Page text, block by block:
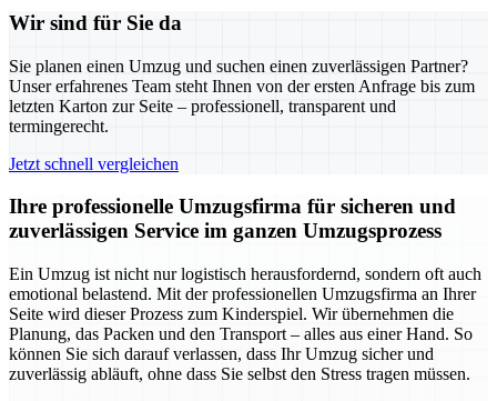
Wir sind für Sie da
Sie planen einen Umzug und suchen einen zuverlässigen Partner?
Unser erfahrenes Team steht Ihnen von der ersten Anfrage bis zum
letzten Karton zur Seite – professionell, transparent und
termingerecht.
Jetzt schnell vergleichen
Ihre professionelle Umzugsfirma für sicheren und
zuverlässigen Service im ganzen Umzugsprozess
Ein Umzug ist nicht nur logistisch herausfordernd, sondern oft auch
emotional belastend. Mit der professionellen Umzugsfirma an Ihrer
Seite wird dieser Prozess zum Kinderspiel. Wir übernehmen die
Planung, das Packen und den Transport – alles aus einer Hand. So
können Sie sich darauf verlassen, dass Ihr Umzug sicher und
zuverlässig abläuft, ohne dass Sie selbst den Stress tragen müssen.